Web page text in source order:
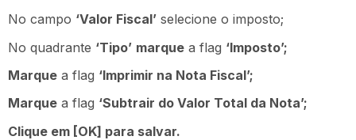
No campo ‘Valor Fiscal’ selecione o imposto;
No quadrante ‘Tipo’ marque a flag ‘Imposto’;
Marque a flag ‘Imprimir na Nota Fiscal’;
Marque a flag ‘Subtrair do Valor Total da Nota’;
Clique em [OK] para salvar.